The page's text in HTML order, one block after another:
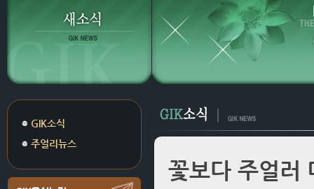
GIK소식
주얼리뉴스
꽃보다 주얼러